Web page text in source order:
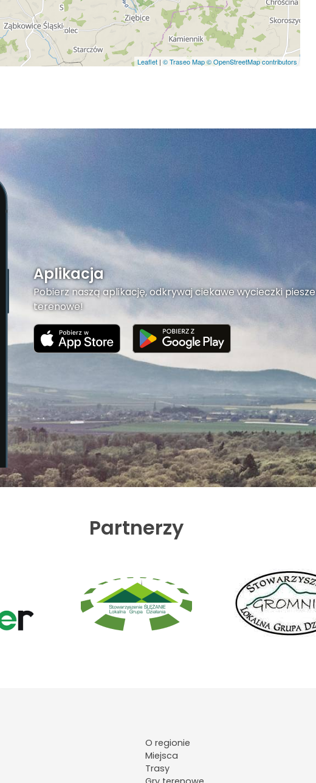
Leaflet | © Traseo Map© OpenStreetMap contributors
Aplikacja
Pobierz naszą aplikację, odkrywaj ciekawe wycieczki
terenowe!
Partnerzy
O regionie
Miejsca
Trasy